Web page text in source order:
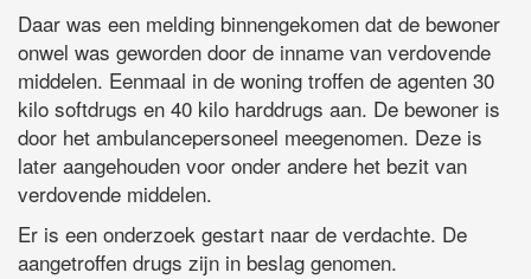
Daar was een melding binnengekomen dat de bewoner
onwel was geworden door de inname van verdovende
middelen. Eenmaal in de woning troffen de agenten 30
kilo softdrugs en 40 kilo harddrugs aan. De bewoner is
door het ambulancepersoneel meegenomen. Deze is
later aangehouden voor onder andere het bezit van
verdovende middelen.
Er is een onderzoek gestart naar de verdachte. De
aangetroffen drugs zijn in beslag genomen.